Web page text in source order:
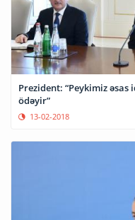
Prezident: “Peykimiz əsas iqtisadi və infrastruktur ehtiyaclarını
ödəyir”
13-02-2018